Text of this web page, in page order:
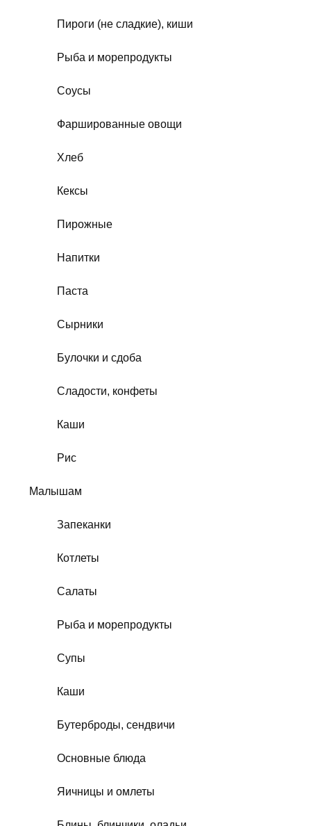
Пироги (не сладкие), киши
Рыба и морепродукты
Соусы
Фаршированные овощи
Хлеб
Кексы
Пирожные
Напитки
Паста
Сырники
Булочки и сдоба
Сладости, конфеты
Каши
Рис
Малышам
Запеканки
Котлеты
Салаты
Рыба и морепродукты
Супы
Каши
Бутерброды, сендвичи
Основные блюда
Яичницы и омлеты